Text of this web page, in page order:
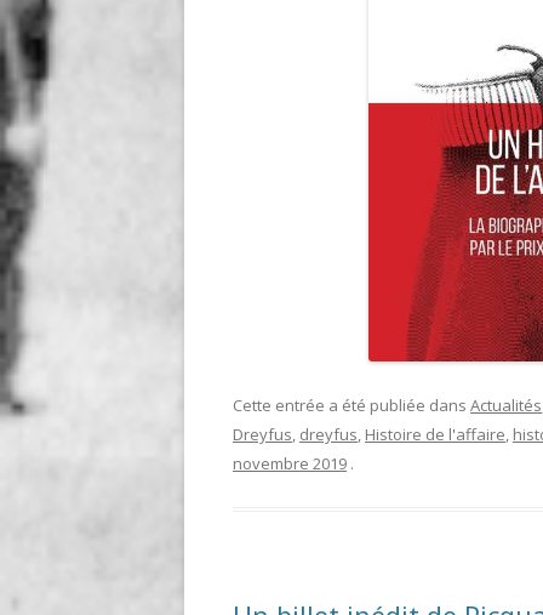
Cette entrée a été publiée dans Actualités
Dreyfus, dreyfus, Histoire de l'affaire,
novembre 2019 .